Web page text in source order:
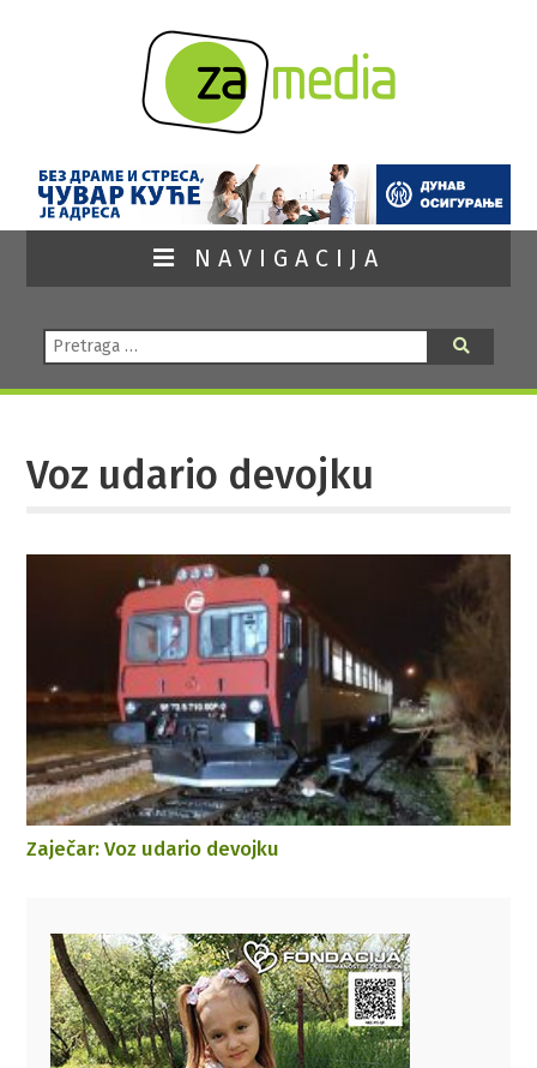
NAVIGACIJA
Pretraga:
Voz udario devojku
Zaječar: Voz udario devojku